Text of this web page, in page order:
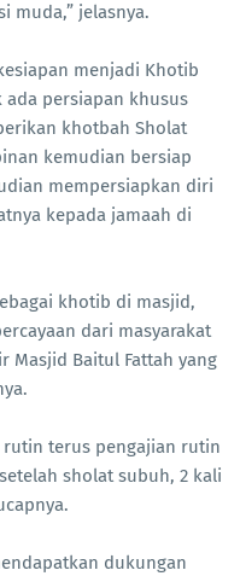
muda,” jelasnya.
menjadi Khotib
ada persiapan khusus
khotbah Sholat
kemudian bersiap
mempersiapkan diri
kepada jamaah di
khotib di masjid,
dari masyarakat
Masjid Baitul Fattah yang
rutin terus pengajian rutin
sholat subuh, 2 kali
dukungan